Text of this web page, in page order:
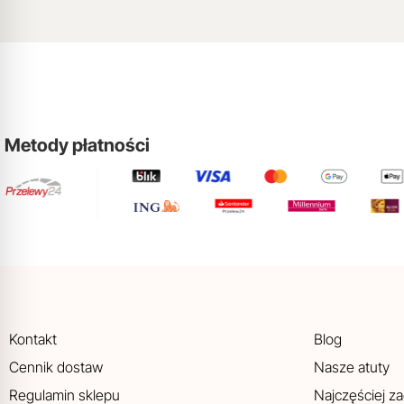
Metody płatności
Kontakt
Cennik dostaw
Regulamin sklepu
Blog
Nasze atuty
Najczęściej